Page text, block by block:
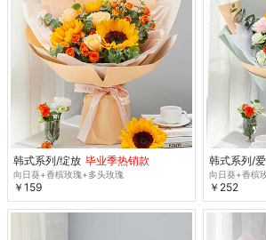
韩式系列/绽放 毕业季热销款
向日葵+香槟玫瑰+多头玫瑰
￥159
韩式系列/
向日葵+香槟
￥252